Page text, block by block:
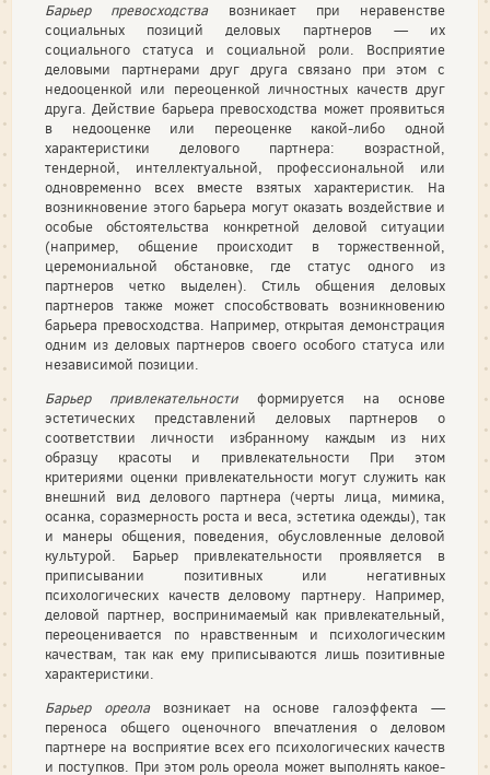
Барьер превосходства возникает при неравенстве
социальных позиций деловых партнеров — их
социального статуса и социальной роли. Восприятие
деловыми партнерами друг друга связано при этом с
недооценкой или переоценкой личностных качеств друг
друга. Действие барьера превосходства может проявиться
в недооценке или переоценке какой-либо одной
характеристики делового партнера: возрастной,
тендерной, интеллектуальной, профессиональной или
одновременно всех вместе взятых характеристик. На
возникновение этого барьера могут оказать воздействие и
особые обстоятельства конкретной деловой ситуации
(например, общение происходит в торжественной,
церемониальной обстановке, где статус одного из
партнеров четко выделен). Стиль общения деловых
партнеров также может способствовать возникновению
барьера превосходства. Например, открытая демонстрация
одним из деловых партнеров своего особого статуса или
независимой позиции.
Барьер привлекательности формируется на основе
эстетических представлений деловых партнеров о
соответствии личности избранному каждым из них
образцу красоты и привлекательности При этом
критериями оценки привлекательности могут служить как
внешний вид делового партнера (черты лица, мимика,
осанка, соразмерность роста и веса, эстетика одежды), так
и манеры общения, поведения, обусловленные деловой
культурой. Барьер привлекательности проявляется в
приписывании позитивных или негативных
психологических качеств деловому партнеру. Например,
деловой партнер, воспринимаемый как привлекательный,
переоценивается по нравственным и психологическим
качествам, так как ему приписываются лишь позитивные
характеристики.
Барьер ореола возникает на основе галоэффекта —
переноса общего оценочного впечатления о деловом
партнере на восприятие всех его психологических качеств
и поступков. При этом роль ореола может выполнять какое-